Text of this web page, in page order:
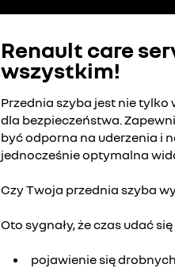
Renault care
wszystkim!
Przednia szyba jest nie
dla bezpieczeństwa.
być odporna na uderzenia i
jednocześnie optymalna
Czy Twoja przednia szyba
Oto sygnały, że czas udać
pojawienie się